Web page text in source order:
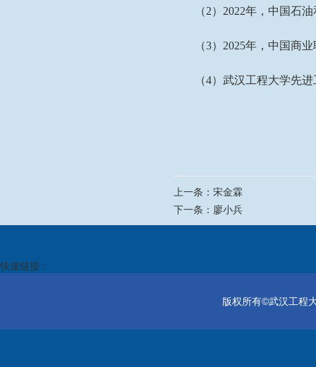
（2） 2022年， 中国石
（3） 2025年，中国商
（4）武汉工程大学先
上一条： 宋金霖
下一条： 廖小兵
快速链接：
版权所有©武汉工程